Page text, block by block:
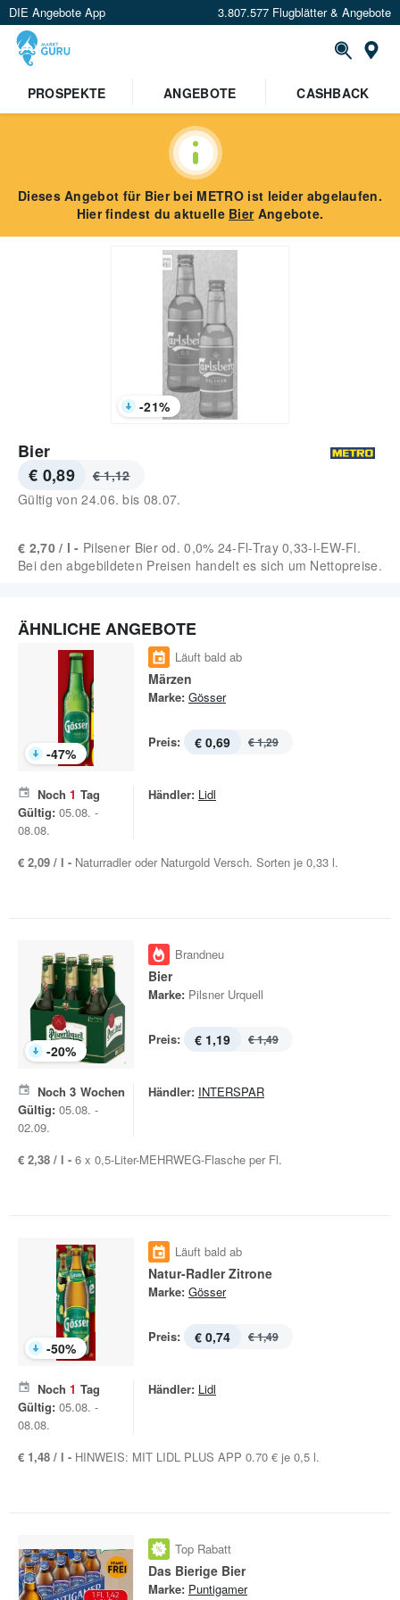
DIE Angebote App 3.807.577 Flugblätter & Angebote
PROSPEKTE
ANGEBOTE CASHBACK
Dieses Angebot für Bier bei METRO ist leider abgelaufen.
Hier findest du aktuelle Bier Angebote.
-21%
Bier
€ 0,89
€ 1,12
Gültig von24.06. bis 08.07.
€ 2,70 / l - Pilsener Bier od. 0,0% 24-Fl-Tray 0,33-l-EW-Fl.
Bei den abgebildeten Preisen handelt es sich um Nettopreise.
ÄHNLICHE ANGEBOTE
-47%
Läuft bald ab
Märzen
Marke: Gösser
Preis: € 0,69 € 1,29
Noch 1 Tag
Gültig: 05.08. -
08.08.
Händler: Lidl
€ 2,09 / l - Naturradler oder Naturgold Versch. Sorten je 0,33 l.
-20%
Brandneu
Bier
Marke: Pilsner Urquell
Preis: € 1,19 € 1,49
Noch 3 Wochen
Gültig: 05.08. -
02.09.
Händler: INTERSPAR
€ 2,38 / l - 6 x 0,5-Liter-MEHRWEG-Flasche per Fl.
-50%
Läuft bald ab
Natur-Radler Zitrone
Marke: Gösser
Preis: € 0,74 € 1,49
Noch 1 Tag
Gültig: 05.08. -
08.08.
Händler: Lidl
€ 1,48 / l - HINWEIS: MIT LIDL PLUS APP 0.70 € je 0,5 l.
Top Rabatt
Das Bierige Bier
Marke: Puntigamer